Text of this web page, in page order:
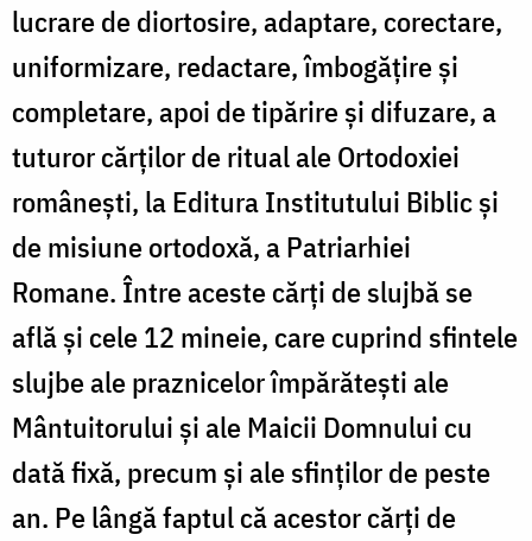
lucrare de diortosire, adaptare, corectare,
uniformizare, redactare, îmbogățire și
completare, apoi de tipărire și difuzare, a
tuturor cărților de ritual ale Ortodoxiei
românești, la Editura Institutului Biblic și
de misiune ortodoxă, a Patriarhiei
Romane. Între aceste cărți de slujbă se
află și cele 12 mineie, care cuprind sfintele
slujbe ale praznicelor împărătești ale
Mântuitorului și ale Maicii Domnului cu
dată fixă, precum și ale sfinților de peste
an. Pe lângă faptul că acestor cărți de